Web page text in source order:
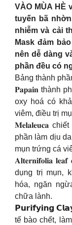
VÀO MÙA HÈ
tuyến bã
nhiễm và cải
Mask đảm
nên dễ dàng
phần đều có
Bảng thành
𝐏𝐚𝐩𝐚𝐢𝐧 thành
oxy hoá có
viêm, điều trị
𝐌𝐞𝐥𝐚𝐥𝐞𝐮𝐜𝐚
phần làm dịu
mụn trứng cá
𝐀𝐥𝐭𝐞𝐫𝐧𝐢𝐟𝐨𝐥𝐢𝐚
dụng trị mụn,
hóa, ngăn
chữa lành.
𝗣𝘂𝗿𝗶𝗳𝘆𝗶𝗻𝗴
tế bào chết,